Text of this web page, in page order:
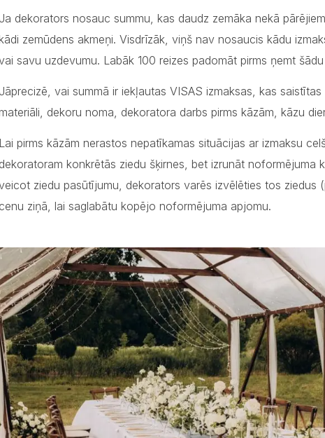
Ja dekorators nosauc summu, kas daudz zemāka nekā
zemūdens akmeņi. Visdrīzāk, viņš nav nosaucis kādu
savu uzdevumu. Labāk 100 reizes padomāt pirms ņemt
Jāprecizē, vai summā ir iekļautas VISAS izmaksas, kas
dekoru noma, dekoratora darbs pirms kāzām, kāzu
Lai pirms kāzām nerastos nepatīkamas situācijas ar izmaksu
dekoratoram konkrētās ziedu šķirnes, bet izrunāt noformējuma
ziedu pasūtījumu, dekorators varēs izvēlēties tos ziedus
cenu ziņā, lai saglabātu kopējo noformējuma apjomu.